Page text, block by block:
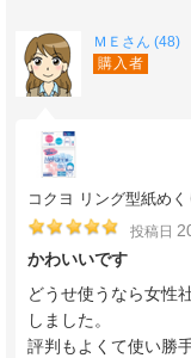
ＭＥさん (48)
購入者
コクヨ リング型紙め
投稿日
かわいいです
どうせ使うなら女性
しました。
評判もよくて使い勝